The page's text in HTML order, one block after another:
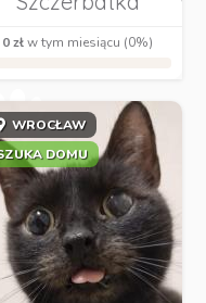
0 złw tym miesiącu (0%)
WROCŁAW
DOMU